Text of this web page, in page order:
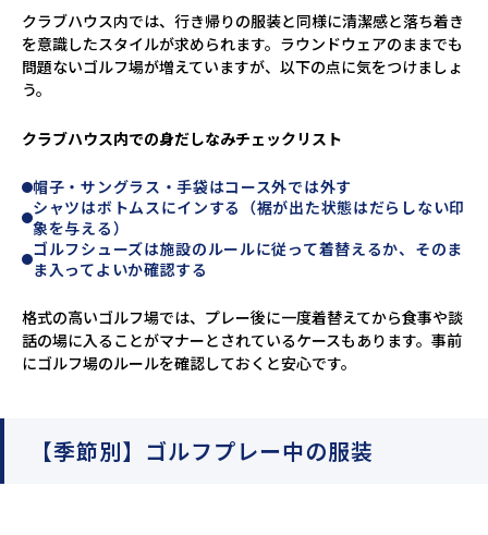
クラブハウス内では、行き帰りの服装と同様に清潔感と落ち着き
を意識したスタイルが求められます。ラウンドウェアのままでも
問題ないゴルフ場が増えていますが、以下の点に気をつけましょ
う。
クラブハウス内での身だしなみチェックリスト
帽子・サングラス・手袋はコース外では外す
シャツはボトムスにインする（裾が出た状態はだらしない印
象を与える）
ゴルフシューズは施設のルールに従って着替えるか、そのま
ま入ってよいか確認する
格式の高いゴルフ場では、プレー後に一度着替えてから食事や談
話の場に入ることがマナーとされているケースもあります。事前
にゴルフ場のルールを確認しておくと安心です。
【季節別】ゴルフプレー中の服装